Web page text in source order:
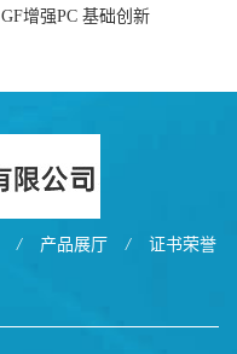
GF增强PC 基础创新
/ 产品展厅 / 证书荣誉